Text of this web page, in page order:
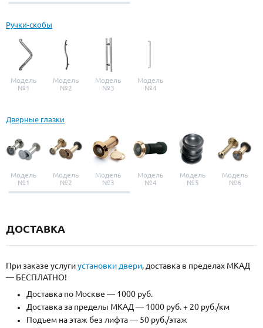
Ручки-скобы
Модель
№1
Модель
№2
Модель
№3
Модель
№4
Дверные глазки
Модель
№1
Модель
№2
Модель
№3
Модель
№4
Модель
№5
Модель
№6
ДОСТАВКА
При заказе услугиустановки двери, доставка в пределах МКАД
— БЕСПЛАТНО!
Доставка по Москве — 1000 руб.
Доставка за пределы МКАД — 1000 руб. + 20 руб./км
Подъем на этаж без лифта — 50 руб./этаж